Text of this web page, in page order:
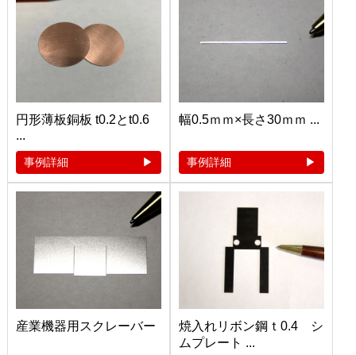
円形薄板銅板 t0.2とt0.6
...
事例詳細
幅0.5ｍｍ×長さ30ｍｍ ...
事例詳細
産業機器用スクレーバー
焼入れリボン鋼ｔ0.4 シ
ムプレート ...